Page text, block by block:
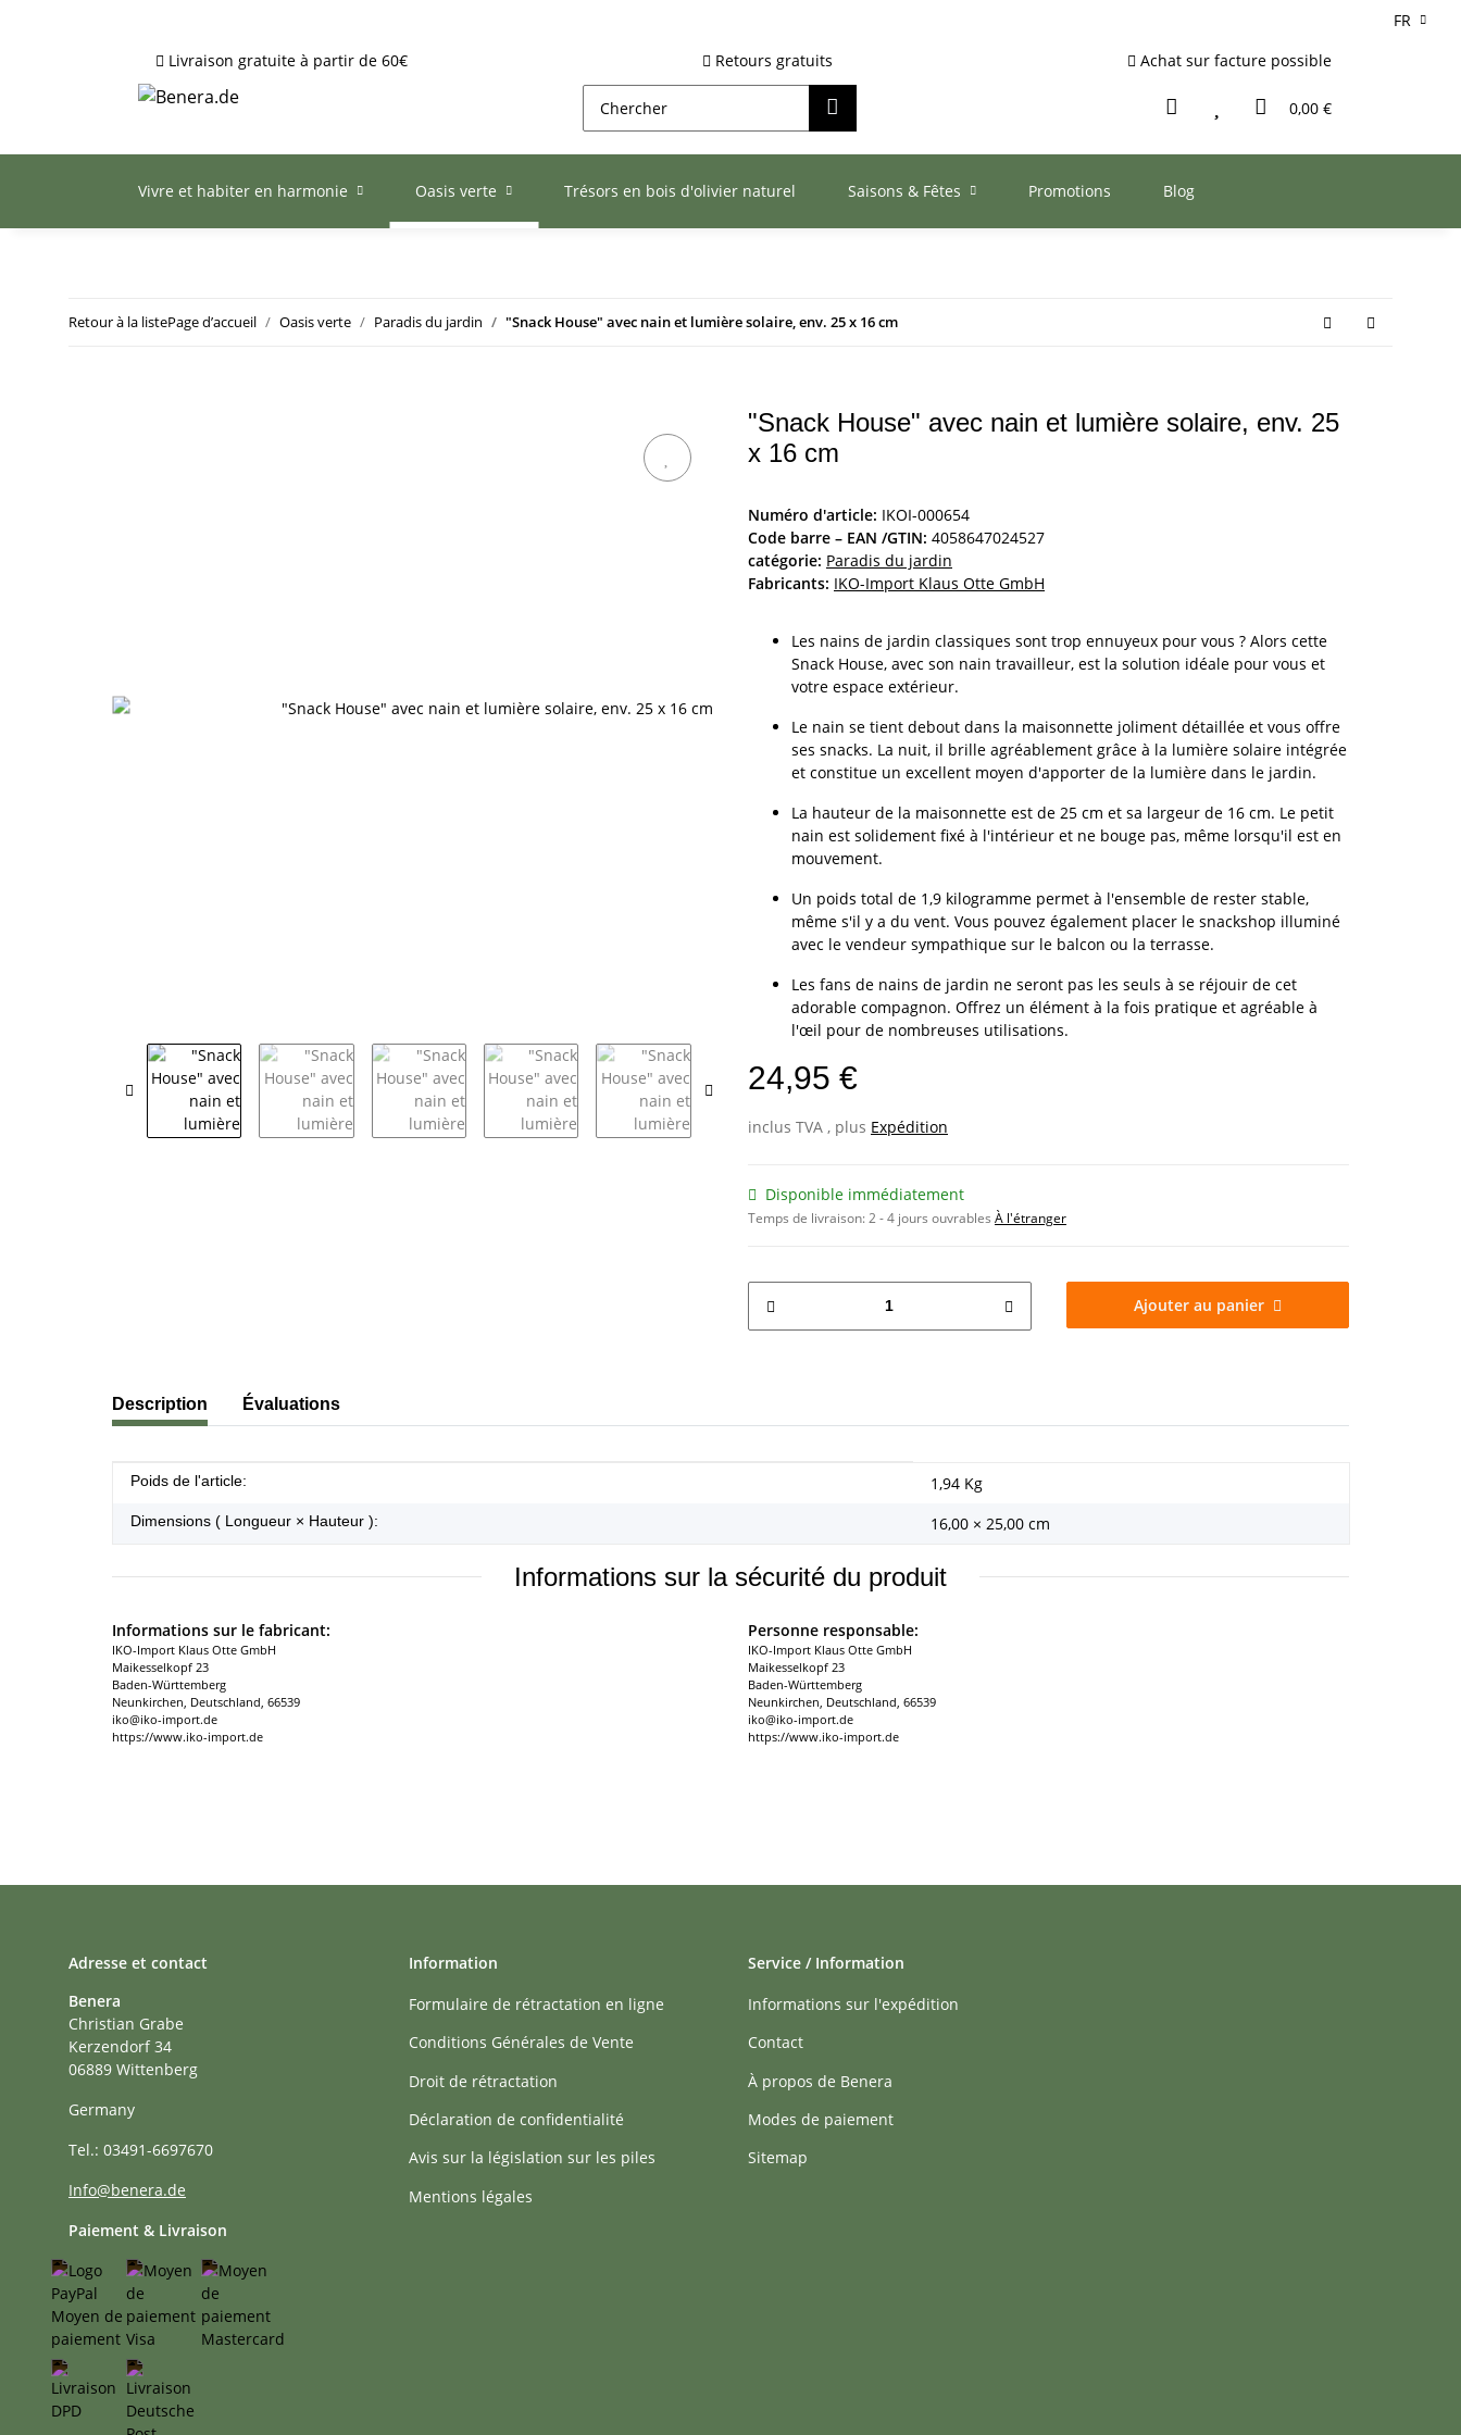
FR
Livraison gratuite à partir de 60€
Retours gratuits Achat sur facture possible
0,00 €
Vivre et habiter en harmonie Oasis verte Trésors en bois d'olivier naturel Saisons & Fêtes Promotions Blog
Retour à la listePage d’accueil Oasis verte Paradis du jardin "Snack House" avec nain et lumière solaire, env. 25 x 16 cm
"Snack House" avec nain et lumière solaire, env. 25
x 16 cm
Numéro d'article: IKOI-000654
Code barre – EAN /GTIN: 4058647024527
catégorie: Paradis du jardin
Fabricants: IKO-Import Klaus Otte GmbH
Les nains de jardin classiques sont trop ennuyeux pour vous ? Alors cette
Snack House, avec son nain travailleur, est la solution idéale pour vous et
votre espace extérieur.
Le nain se tient debout dans la maisonnette joliment détaillée et vous offre
ses snacks. La nuit, il brille agréablement grâce à la lumière solaire intégrée
et constitue un excellent moyen d'apporter de la lumière dans le jardin.
La hauteur de la maisonnette est de 25 cm et sa largeur de 16 cm. Le petit
nain est solidement fixé à l'intérieur et ne bouge pas, même lorsqu'il est en
mouvement.
Un poids total de 1,9 kilogramme permet à l'ensemble de rester stable,
même s'il y a du vent. Vous pouvez également placer le snackshop illuminé
avec le vendeur sympathique sur le balcon ou la terrasse.
Les fans de nains de jardin ne seront pas les seuls à se réjouir de cet
adorable compagnon. Offrez un élément à la fois pratique et agréable à
l'œil pour de nombreuses utilisations.
24,95 €
inclus TVA , plus Expédition
Disponible immédiatement
Temps de livraison:2 - 4 jours ouvrables À l'étranger
Ajouter au panier
#productDetails.showMoreTabs#
Description Évaluations
#productDetails.itemInformation#
#productDetails.itemValue#
Poids de l'article: 1,94 Kg
Dimensions ( Longueur × Hauteur ): 16,00 × 25,00 cm
Informations sur la sécurité du produit
Informations sur le fabricant:
IKO-Import Klaus Otte GmbH
Maikesselkopf 23
Baden-Württemberg
Neunkirchen, Deutschland, 66539
iko@iko-import.de
https://www.iko-import.de
Personne responsable:
IKO-Import Klaus Otte GmbH
Maikesselkopf 23
Baden-Württemberg
Neunkirchen, Deutschland, 66539
iko@iko-import.de
https://www.iko-import.de
Adresse et contact
Benera
Christian Grabe
Kerzendorf 34
06889 Wittenberg
Germany
Tel.: 03491-6697670
Info@benera.de
Paiement & Livraison
Information
Formulaire de rétractation en ligne
Conditions Générales de Vente
Droit de rétractation
Déclaration de confidentialité
Avis sur la législation sur les piles
Mentions légales
Service / Information
Informations sur l'expédition
Contact
À propos de Benera
Modes de paiement
Sitemap